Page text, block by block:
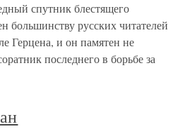
спутник блестящего
большинству русских читателей
Герцена, и он памятен не
последнего в борьбе за